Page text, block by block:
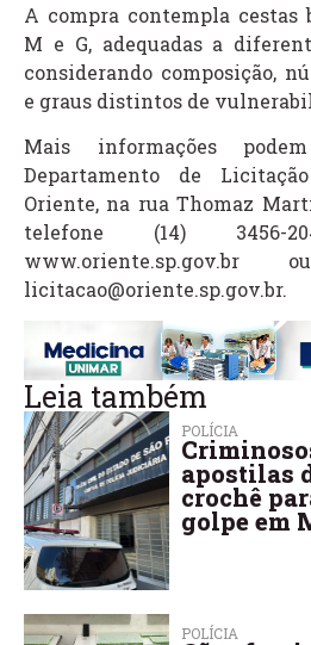
A compra contempla cestas
M e G, adequadas a
considerando composição,
e graus distintos de
Mais informações
Departamento de
Oriente, na rua Thomaz
telefone (14) 3456-
licitacao@oriente.sp.gov.br.
Leia também
POLÍCIA
apostilas
crochê
golpe em
POLÍCIA